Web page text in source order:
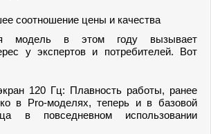
соотношение цены и качества
модель в этом году вызывает
у экспертов и потребителей. Вот
120 Гц: Плавность работы, ранее
в Pro-моделях, теперь и в базовой
в повседневном использовании